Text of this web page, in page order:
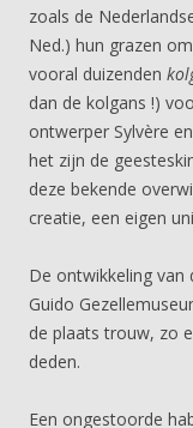
zoals de
Ned.) hun grazen
vooral duizenden
dan de kolgans !)
ontwerper Sylvère
het zijn de
deze bekende
creatie, een eigen
De ontwikkeling van
Guido
de plaats trouw, zo
deden.
Een ongestoorde